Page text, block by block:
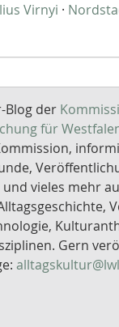
Virnyi ·
Blog der
für
vieles mehr
Gern